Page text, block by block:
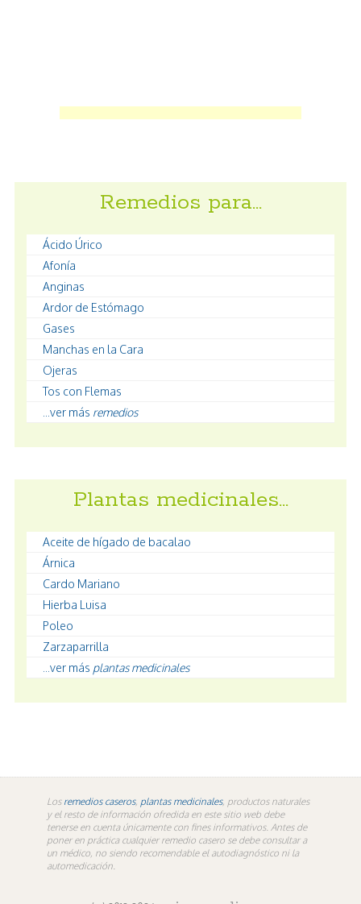
Remedios para…
Ácido Úrico
Afonía
Anginas
Ardor de Estómago
Gases
Manchas en la Cara
Ojeras
Tos con Flemas
...ver más remedios
Plantas medicinales…
Aceite de hígado de bacalao
Árnica
Cardo Mariano
Hierba Luisa
Poleo
Zarzaparrilla
...ver más plantas medicinales
Los remedios caseros, plantas medicinales, productos naturales
y el resto de información ofredida en este sitio web debe
tenerse en cuenta únicamente con fines informativos. Antes de
poner en práctica cualquier remedio casero se debe consultar a
un médico, no siendo recomendable el autodiagnóstico ni la
automedicación.